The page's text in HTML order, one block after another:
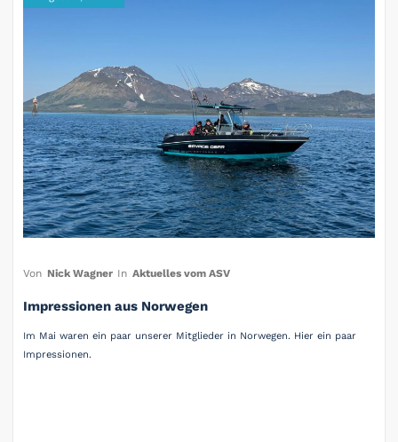
Von Nick Wagner In Aktuelles vom ASV
Impressionen aus Norwegen
Im Mai waren ein paar unserer Mitglieder in Norwegen. Hier ein paar
Impressionen.